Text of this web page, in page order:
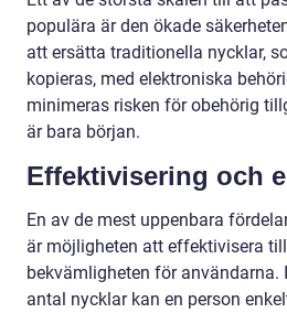
populära är den ökade
att ersätta traditionella nycklar,
kopieras, med elektroniska
minimeras risken för obehörig
är bara början.
Effektivisering och
En av de mest uppenbara
är möjligheten att effektivisera
bekvämligheten för
antal nycklar kan en person